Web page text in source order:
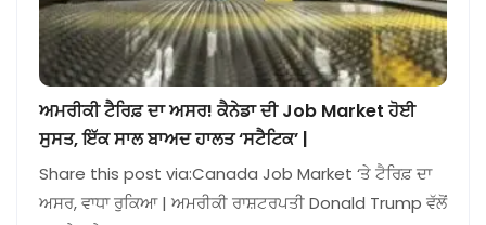
ਅਮਰੀਕੀ ਟੈਰਿਫ਼ ਦਾ ਅਸਰ! ਕੈਨੇਡਾ ਦੀ Job Market ਹੋਈ
ਸੁਸਤ, ਇੱਕ ਸਾਲ ਬਾਅਦ ਹਾਲਤ ‘ਸਟੈਟਿਕ’ |
Share this post via:Canada Job Market ‘ਤੇ ਟੈਰਿਫ਼ ਦਾ
ਅਸਰ, ਵਾਧਾ ਰੁਕਿਆ | ਅਮਰੀਕੀ ਰਾਸ਼ਟਰਪਤੀ Donald Trump ਵੱਲੋਂ